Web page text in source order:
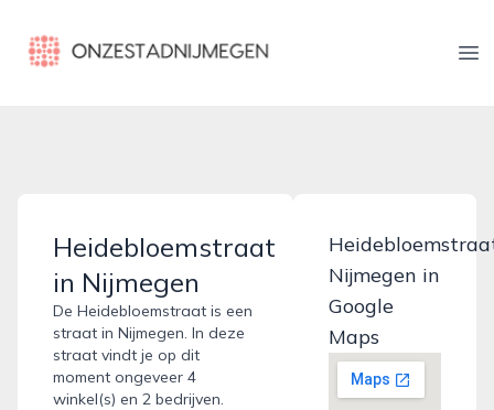
onzestadnijmegen.nl
Heidebloemstraat
in Nijmegen
De Heidebloemstraat is een
straat in Nijmegen. In deze
straat vindt je op dit
moment ongeveer 4
winkel(s) en 2 bedrijven.
Nijmegen in
Google
Maps